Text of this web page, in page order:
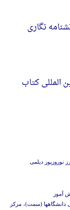
نگاری
المللی کتاب
نوروزپور دیلمی
آموز
دانشگاهها (سمت)، مرکز